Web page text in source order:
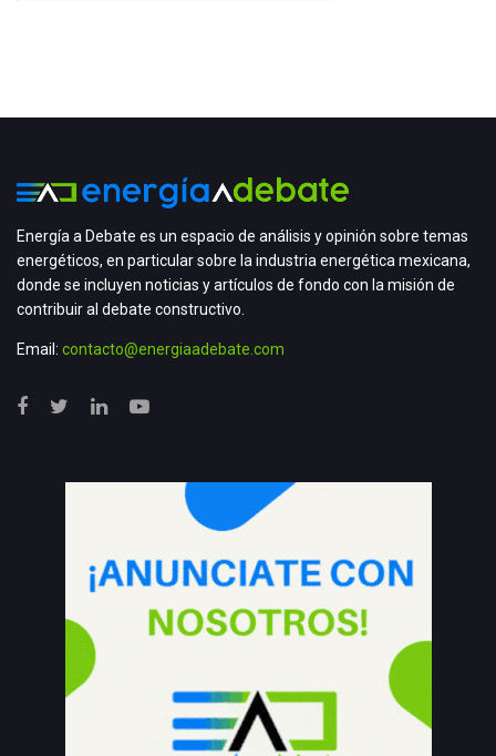
Energía a Debate es un espacio de análisis y opinión sobre temas
energéticos, en particular sobre la industria energética mexicana,
donde se incluyen noticias y artículos de fondo con la misión de
contribuir al debate constructivo.
Email: contacto@energiaadebate.com